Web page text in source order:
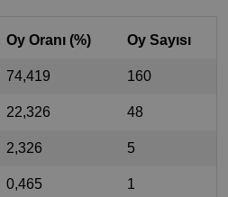
Oy Oranı (%) Oy Sayısı
74,419 160
22,326 48
2,326 5
0,465 1